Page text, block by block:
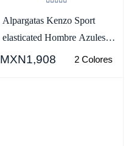
Alpargatas Kenzo Sport
elasticated Hombre Azules
Oscuro - SKU.2465163
MXN1,908 2 Colores